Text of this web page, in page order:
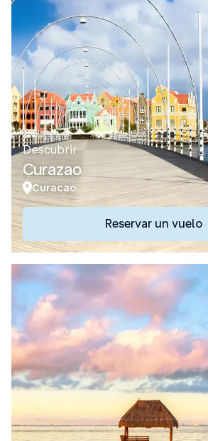
Descubrir
Curazao
Curacao
Reservar un vuelo